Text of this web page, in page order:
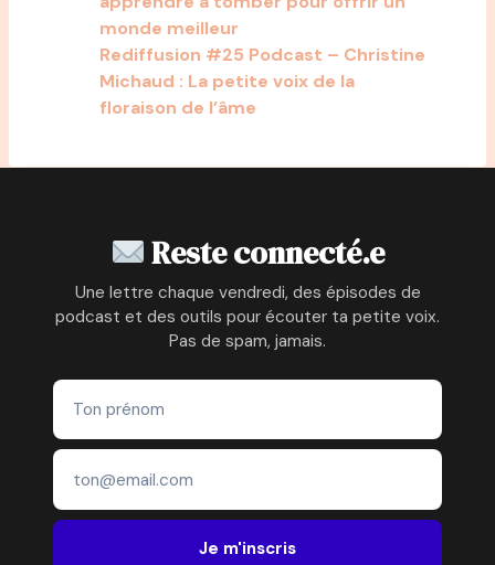
monde meilleur
Rediffusion #25 Podcast – Christine
Michaud : La petite voix de la
floraison de l’âme
Reste connecté.e
Une lettre chaque vendredi, des épisodes de
podcast et des outils pour écouter ta petite voix.
Pas de spam, jamais.
Je m'inscris